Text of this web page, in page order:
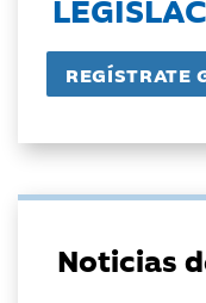
Noticias